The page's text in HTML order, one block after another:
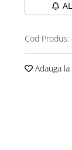
Cod Produs:
Adauga